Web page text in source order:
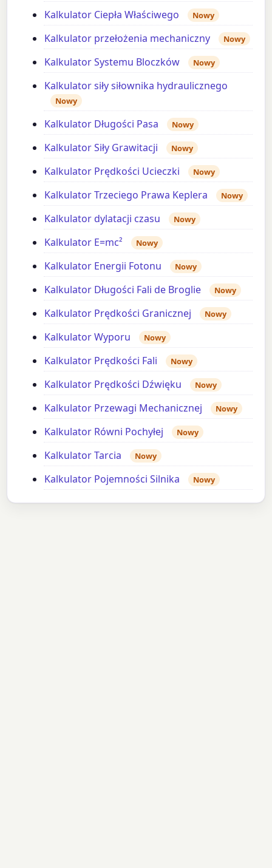
Kalkulator Ciepła Właściwego Nowy
Kalkulator przełożenia mechaniczny Nowy
Kalkulator Systemu Bloczków Nowy
Kalkulator siły siłownika hydraulicznego
Nowy
Kalkulator Długości Pasa Nowy
Kalkulator Siły Grawitacji Nowy
Kalkulator Prędkości Ucieczki Nowy
Kalkulator Trzeciego Prawa Keplera Nowy
Kalkulator dylatacji czasu Nowy
Kalkulator E=mc² Nowy
Kalkulator Energii Fotonu Nowy
Kalkulator Długości Fali de Broglie Nowy
Kalkulator Prędkości Granicznej Nowy
Kalkulator Wyporu Nowy
Kalkulator Prędkości Fali Nowy
Kalkulator Prędkości Dźwięku Nowy
Kalkulator Przewagi Mechanicznej Nowy
Kalkulator Równi Pochyłej Nowy
Kalkulator Tarcia Nowy
Kalkulator Pojemności Silnika Nowy